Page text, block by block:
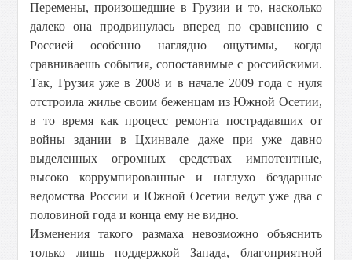
Перемены, произошедшие в Грузии и то, насколько
далеко она продвинулась вперед по сравнению с
Россией особенно наглядно ощутимы, когда
сравниваешь события, сопоставимые с российскими.
Так, Грузия уже в 2008 и в начале 2009 года с нуля
отстроила жилье своим беженцам из Южной Осетии,
в то время как процесс ремонта пострадавших от
войны здании в Цхинвале даже при уже давно
выделенных огромных средствах импотентные,
высоко коррумпированные и наглухо бездарные
ведомства России и Южной Осетии ведут уже два с
половиной года и конца ему не видно.
Изменения такого размаха невозможно объяснить
только лишь поддержкой Запада, благоприятной